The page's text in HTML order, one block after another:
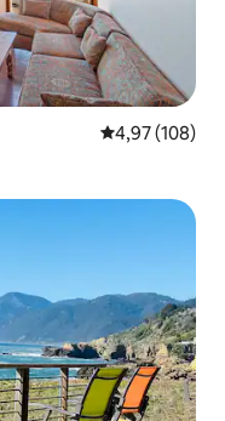
Средна
4,97 (108)